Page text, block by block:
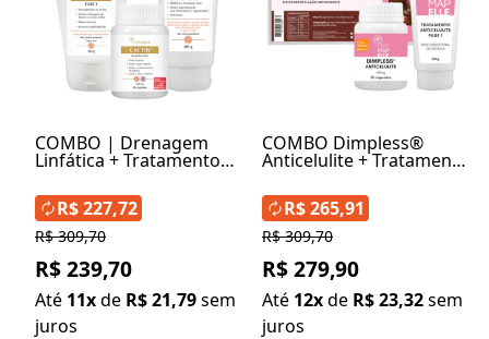
COMBO | Drenagem
Linfática + Tratamento
Tratamento Anticelulite
Fase 2
R$ 309,70
R$ 239,70
Até 11xde R$ 21,79sem
juros
R$ 227,72
COMBO Dimpless®
Anticelulite + Tratamento
Chocolate da Beleza
R$ 309,70
R$ 279,90
Até 12xde R$ 23,32sem
juros
R$ 265,91